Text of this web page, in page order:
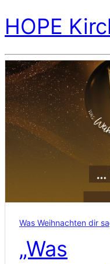
HOPE
Was Weihnachten dir
„Was